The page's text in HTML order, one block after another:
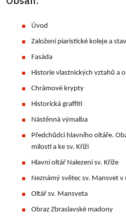
Úvod
Založení piaristické koleje a
Fasáda
Historie vlastnických vztahů a
Chrámové krypty
Historická graffiti
Nástěnná výmalba
Předchůdci hlavního oltáře.
milostí a ke sv. Kříži
Hlavní oltář Nalezení sv. Kříže
Neznámý světec sv. Mansvet
Oltář sv. Mansveta
Obraz Zbraslavské madony